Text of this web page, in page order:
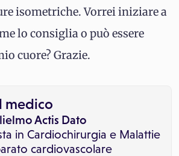
isometriche. Vorrei iniziare a
lo consiglia o può essere
cuore? Grazie.
medico
Actis Dato
in Cardiochirurgia e Malattie
cardiovascolare